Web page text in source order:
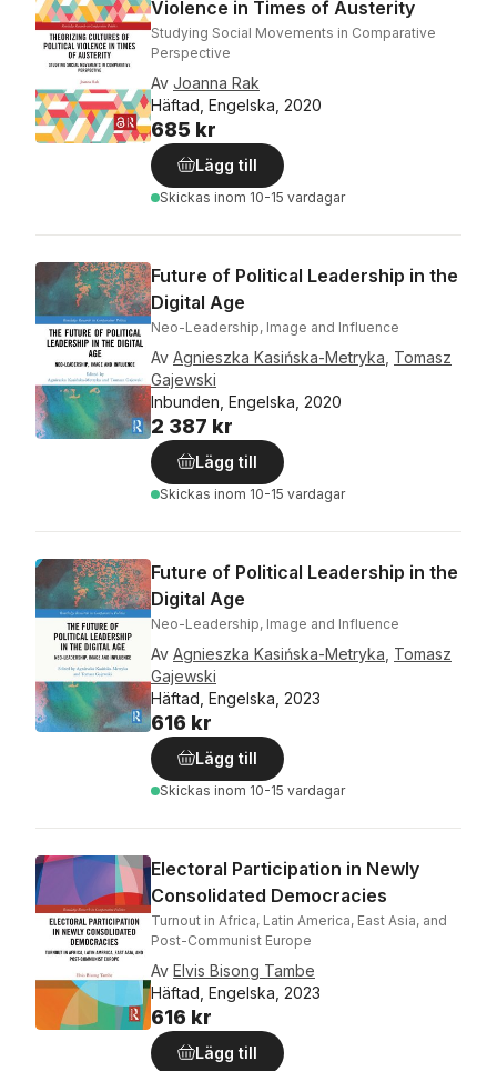
Violence in Times of Austerity
Studying Social Movements in Comparative
Perspective
Av Joanna Rak
Häftad, Engelska, 2020
685 kr
Lägg till
Skickas inom 10-15 vardagar
Future of Political Leadership in the
Digital Age
Neo-Leadership, Image and Influence
Av Agnieszka Kasińska-Metryka Tomasz
Gajewski
Inbunden, Engelska, 2020
2 387 kr
Lägg till
Skickas inom 10-15 vardagar
Future of Political Leadership in the
Digital Age
Neo-Leadership, Image and Influence
Av Agnieszka Kasińska-Metryka Tomasz
Gajewski
Häftad, Engelska, 2023
616 kr
Lägg till
Skickas inom 10-15 vardagar
Electoral Participation in Newly
Consolidated Democracies
Turnout in Africa, Latin America, East Asia, and
Post-Communist Europe
Av Elvis Bisong Tambe
Häftad, Engelska, 2023
616 kr
Lägg till